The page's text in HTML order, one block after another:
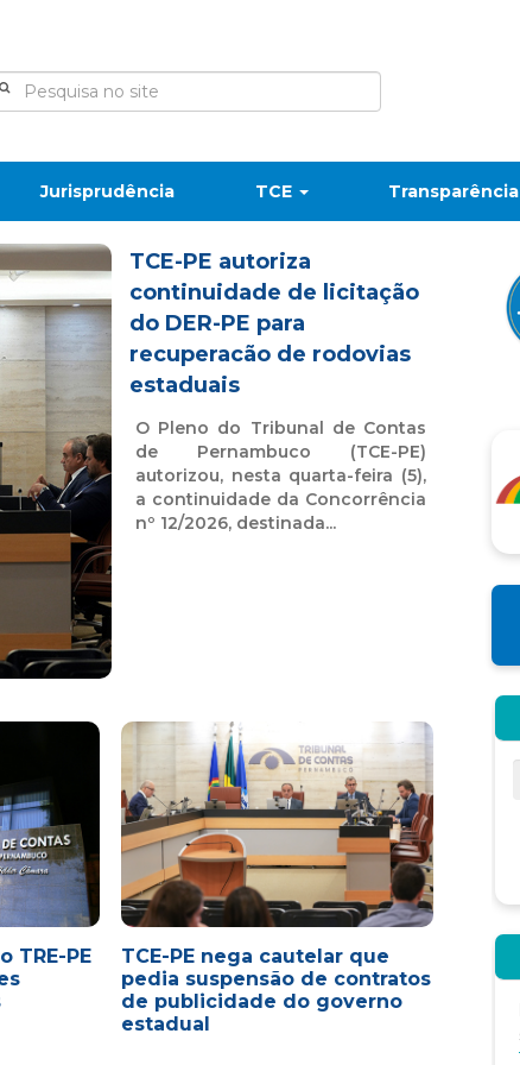
Jurisprudência TCE Transparência
TCE-PE autoriza
continuidade de licitação
do DER-PE para
recuperacão de rodovias
estaduais
O Pleno do Tribunal de Contas
de Pernambuco (TCE-PE)
autorizou, nesta quarta-feira (5),
a continuidade da Concorrência
nº 12/2026, destinada...
TRE-PE
TCE-PE nega cautelar que
pedia suspensão de contratos
de publicidade do governo
estadual